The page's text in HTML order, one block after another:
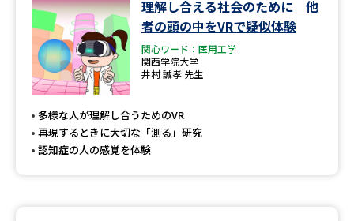
高等学校（情報）教員資格認定
大学研究
大学で学べる内容や特徴を調べる
理解し合える社会のために 他
者の頭の中をVRで疑似体験
関心ワード：医用工学
関西学院大学
井村 誠孝 先生
多様な人が理解し合うためのVR
再現するときに大切な「測る」研究
認知症の人の感覚を体験